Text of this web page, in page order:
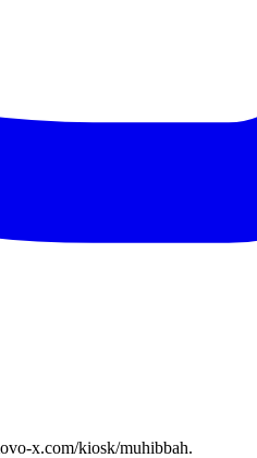
x.com/kiosk/muhibbah.